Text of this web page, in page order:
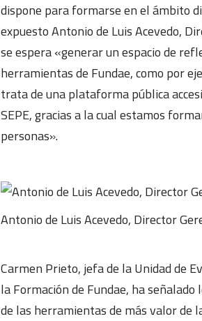
dispone para formarse en el ámbito
expuesto Antonio de Luis Acevedo,
se espera «generar un espacio de
herramientas de Fundae, como por
trata de una plataforma pública
SEPE, gracias a la cual estamos
personas».
Antonio de Luis Acevedo, Director
Carmen Prieto, jefa de la Unidad de
la Formación de Fundae, ha señalado
de las herramientas de más valor de